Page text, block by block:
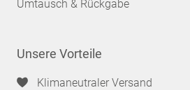
Umtausch & Rückgabe
Unsere Vorteile
Klimaneutraler Versand